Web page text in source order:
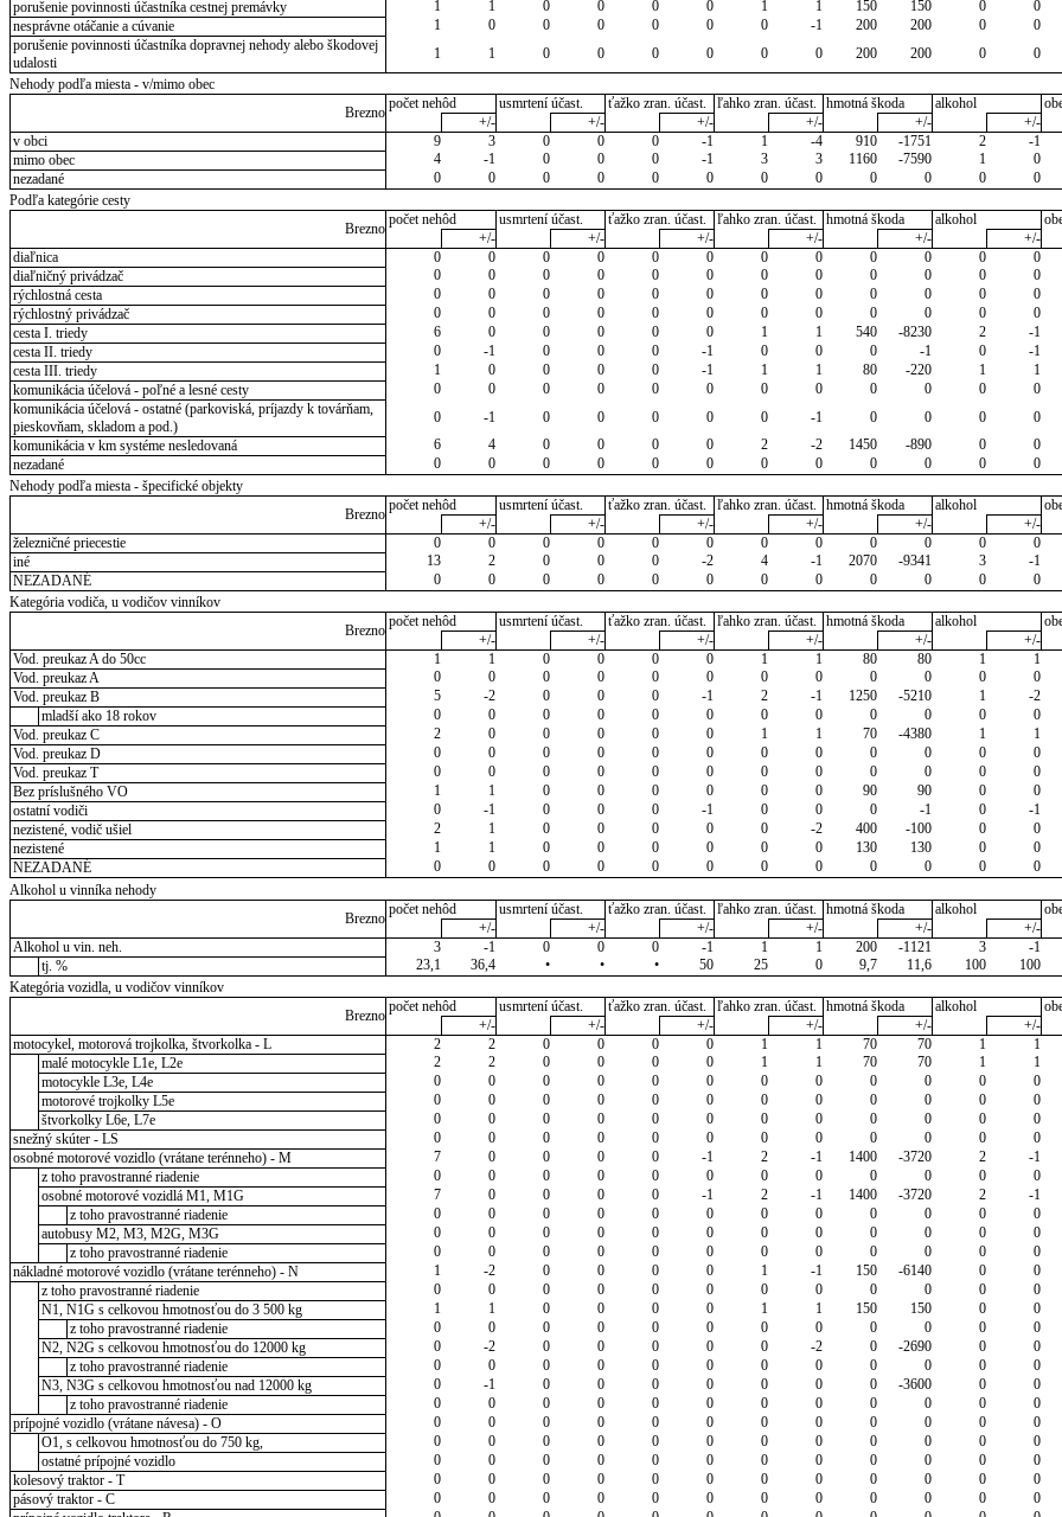
porušenie povinnosti účastníka cestnej premávky
1 1 0 0 0 0 1 1 150 150 0 0
nesprávne otáčanie a cúvanie
1 0 0 0 0 0 0 -1 200 200 0 0
porušenie povinnosti účastníka dopravnej nehody alebo škodovej
udalosti
1 1 0 0 0 0 0 0 200 200 0 0
Nehody podľa miesta - v/mimo obec
Brezno
počet nehôd usmrtení účast. ťažko zran. účast. ľahko zran. účast. hmotná škoda alkohol
+/-
+/- +/- +/- +/- +/-
v obci
9 3 0 0 0 -1 1 -4 910 -1751 2 -1
mimo obec
4 -1 0 0 0 -1 3 3 1160 -7590 1 0
nezadané
0 0 0 0 0 0 0 0 0 0 0 0
Podľa kategórie cesty
Brezno
počet nehôd usmrtení účast. ťažko zran. účast. ľahko zran. účast. hmotná škoda alkohol
+/-
+/- +/- +/- +/- +/-
diaľnica
0 0 0 0 0 0 0 0 0 0 0 0
diaľničný privádzač
0 0 0 0 0 0 0 0 0 0 0 0
rýchlostná cesta
0 0 0 0 0 0 0 0 0 0 0 0
rýchlostný privádzač
0 0 0 0 0 0 0 0 0 0 0 0
cesta I. triedy
6 0 0 0 0 0 1 1 540 -8230 2 -1
cesta II. triedy
0 -1 0 0 0 -1 0 0 0 -1 0 -1
cesta III. triedy
1 0 0 0 0 -1 1 1 80 -220 1 1
komunikácia účelová - poľné a lesné cesty
0 0 0 0 0 0 0 0 0 0 0 0
komunikácia účelová - ostatné (parkoviská, príjazdy k továrňam,
pieskovňam, skladom a pod.)
0 -1 0 0 0 0 0 -1 0 0 0 0
komunikácia v km systéme nesledovaná
6 4 0 0 0 0 2 -2 1450 -890 0 0
nezadané
0 0 0 0 0 0 0 0 0 0 0 0
Nehody podľa miesta - špecifické objekty
Brezno
počet nehôd usmrtení účast. ťažko zran. účast. ľahko zran. účast. hmotná škoda alkohol
+/-
+/- +/- +/- +/- +/-
železničné priecestie
0 0 0 0 0 0 0 0 0 0 0 0
iné
13 2 0 0 0 -2 4 -1 2070 -9341 3 -1
NEZADANÉ
0 0 0 0 0 0 0 0 0 0 0 0
Kategória vodiča, u vodičov vinníkov
Brezno
počet nehôd usmrtení účast. ťažko zran. účast. ľahko zran. účast. hmotná škoda alkohol
+/-
+/- +/- +/- +/- +/-
Vod. preukaz A do 50cc
1 1 0 0 0 0 1 1 80 80 1 1
Vod. preukaz A
0 0 0 0 0 0 0 0 0 0 0 0
Vod. preukaz B
5 -2 0 0 0 -1 2 -1 1250 -5210 1 -2
mladší ako 18 rokov
0 0 0 0 0 0 0 0 0 0 0 0
Vod. preukaz C
2 0 0 0 0 0 1 1 70 -4380 1 1
Vod. preukaz D
0 0 0 0 0 0 0 0 0 0 0 0
Vod. preukaz T
0 0 0 0 0 0 0 0 0 0 0 0
Bez príslušného VO
1 1 0 0 0 0 0 0 90 90 0 0
ostatní vodiči
0 -1 0 0 0 -1 0 0 0 -1 0 -1
nezistené, vodič ušiel
2 1 0 0 0 0 0 -2 400 -100 0 0
nezistené
1 1 0 0 0 0 0 0 130 130 0 0
NEZADANÉ
0 0 0 0 0 0 0 0 0 0 0 0
Alkohol u vinníka nehody
Brezno
počet nehôd usmrtení účast. ťažko zran. účast. ľahko zran. účast. hmotná škoda alkohol
+/-
+/- +/- +/- +/- +/-
Alkohol u vin. neh.
3 -1 0 0 0 -1 1 1 200 -1121 3 -1
tj. %
23,1 36,4 • • • 50 25 0 9,7 11,6 100 100
Kategória vozidla, u vodičov vinníkov
Brezno
počet nehôd usmrtení účast. ťažko zran. účast. ľahko zran. účast. hmotná škoda alkohol
+/-
+/- +/- +/- +/- +/-
motocykel, motorová trojkolka, štvorkolka - L
2 2 0 0 0 0 1 1 70 70 1 1
malé motocykle L1e, L2e
2 2 0 0 0 0 1 1 70 70 1 1
motocykle L3e, L4e
0 0 0 0 0 0 0 0 0 0 0 0
motorové trojkolky L5e
0 0 0 0 0 0 0 0 0 0 0 0
štvorkolky L6e, L7e
0 0 0 0 0 0 0 0 0 0 0 0
snežný skúter - LS
0 0 0 0 0 0 0 0 0 0 0 0
osobné motorové vozidlo (vrátane terénneho) - M
7 0 0 0 0 -1 2 -1 1400 -3720 2 -1
z toho pravostranné riadenie
0 0 0 0 0 0 0 0 0 0 0 0
osobné motorové vozidlá M1, M1G
7 0 0 0 0 -1 2 -1 1400 -3720 2 -1
z toho pravostranné riadenie
0 0 0 0 0 0 0 0 0 0 0 0
autobusy M2, M3, M2G, M3G
0 0 0 0 0 0 0 0 0 0 0 0
z toho pravostranné riadenie
0 0 0 0 0 0 0 0 0 0 0 0
nákladné motorové vozidlo (vrátane terénneho) - N
1 -2 0 0 0 0 1 -1 150 -6140 0 0
z toho pravostranné riadenie
0 0 0 0 0 0 0 0 0 0 0 0
N1, N1G s celkovou hmotnosťou do 3 500 kg
1 1 0 0 0 0 1 1 150 150 0 0
z toho pravostranné riadenie
0 0 0 0 0 0 0 0 0 0 0 0
N2, N2G s celkovou hmotnosťou do 12000 kg
0 -2 0 0 0 0 0 -2 0 -2690 0 0
z toho pravostranné riadenie
0 0 0 0 0 0 0 0 0 0 0 0
N3, N3G s celkovou hmotnosťou nad 12000 kg
0 -1 0 0 0 0 0 0 0 -3600 0 0
z toho pravostranné riadenie
0 0 0 0 0 0 0 0 0 0 0 0
prípojné vozidlo (vrátane návesa) - O
0 0 0 0 0 0 0 0 0 0 0 0
O1, s celkovou hmotnosťou do 750 kg,
0 0 0 0 0 0 0 0 0 0 0 0
ostatné prípojné vozidlo
0 0 0 0 0 0 0 0 0 0 0 0
kolesový traktor - T
0 0 0 0 0 0 0 0 0 0 0 0
pásový traktor - C
0 0 0 0 0 0 0 0 0 0 0 0